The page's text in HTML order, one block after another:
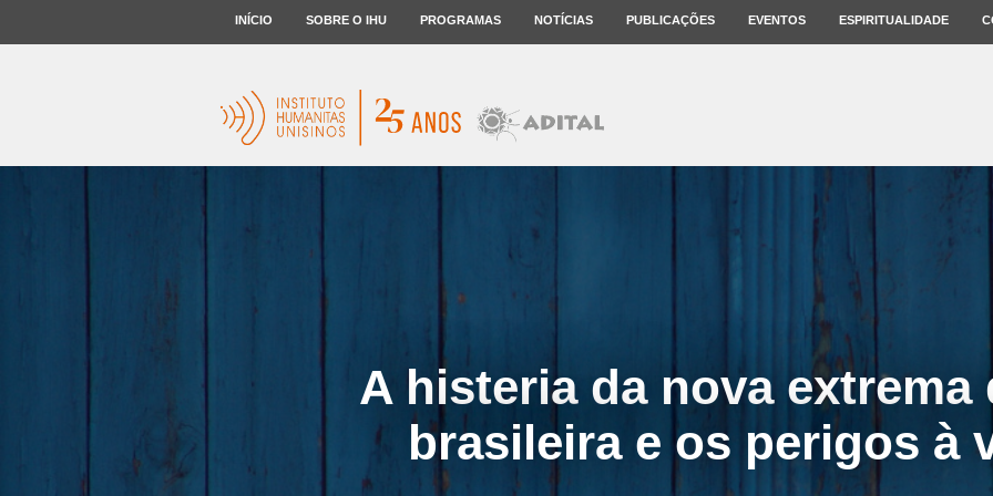
INÍCIO SOBRE O IHU PROGRAMAS NOTÍCIAS PUBLICAÇÕES EVENTOS ESPIRITUALIDADE
A histeria da nova extrema
brasileira e os perigos à